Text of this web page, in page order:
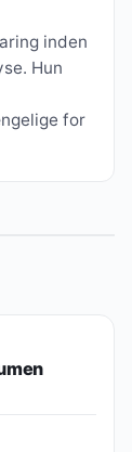
inden
Hun
for